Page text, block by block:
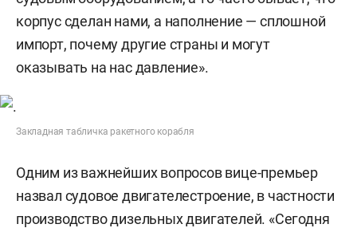
корпус сделан нами, а наполнение — сплошной
импорт, почему другие страны и могут
оказывать на нас давление».
Закладная табличка ракетного корабля
Одним из важнейших вопросов вице-премьер
назвал судовое двигателестроение, в частности
производство дизельных двигателей. «Сегодня